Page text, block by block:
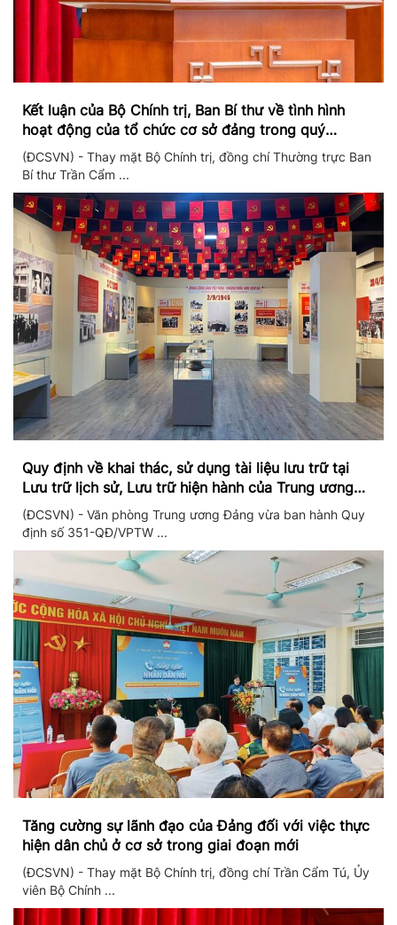
Kết luận của Bộ Chính trị, Ban Bí thư về tình hình
hoạt động của tổ chức cơ sở đảng trong quý
II/2026
(ĐCSVN) - Thay mặt Bộ Chính trị, đồng chí Thường trực Ban
Bí thư Trần Cẩm ...
Quy định về khai thác, sử dụng tài liệu lưu trữ tại
Lưu trữ lịch sử, Lưu trữ hiện hành của Trung ương
Đảng và Văn phòng Trung ương Đảng
(ĐCSVN) - Văn phòng Trung ương Đảng vừa ban hành Quy
định số 351-QĐ/VPTW ...
Tăng cường sự lãnh đạo của Đảng đối với việc thực
hiện dân chủ ở cơ sở trong giai đoạn mới
(ĐCSVN) - Thay mặt Bộ Chính trị, đồng chí Trần Cẩm Tú, Ủy
viên Bộ Chính ...